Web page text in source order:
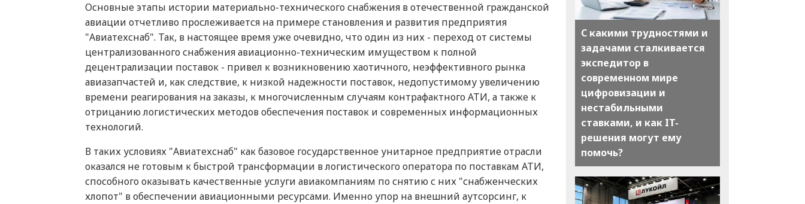
Основные этапы истории материально-технического снабжения в отечественной гражданской
авиации отчетливо прослеживается на примере становления и развития предприятия
"Авиатехснаб". Так, в настоящее время уже очевидно, что один из них - переход от системы
централизованного снабжения авиационно-техническим имуществом к полной
децентрализации поставок - привел к возникновению хаотичного, неэффективного рынка
авиазапчастей и, как следствие, к низкой надежности поставок, недопустимому увеличению
времени реагирования на заказы, к многочисленным случаям контрафактного АТИ, а также к
отрицанию логистических методов обеспечения поставок и современных информационных
технологий.
В таких условиях "Авиатехснаб" как базовое государственное унитарное предприятие отрасли
оказался не готовым к быстрой трансформации в логистического оператора по поставкам АТИ,
способного оказывать качественные услуги авиакомпаниям по снятию с них "снабженческих
хлопот" в обеспечении авиационными ресурсами. Именно упор на внешний аутсорсинг, к
С какими трудностями и
задачами сталкивается
экспедитор в
современном мире
цифровизации и
нестабильными
ставками, и как IT-
решения могут ему
помочь?